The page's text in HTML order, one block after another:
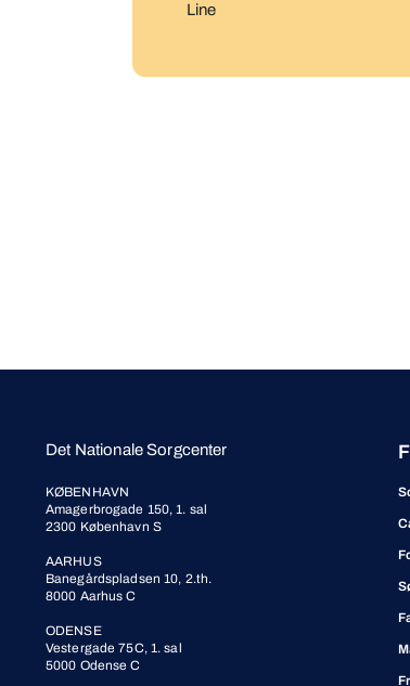
Line
Det Nationale Sorgcenter
KØBENHAVN
Amagerbrogade 150, 1. sal
2300 København S
AARHUS
Banegårdspladsen 10, 2.th.
8000 Aarhus C
ODENSE
Vestergade 75C, 1. sal
5000 Odense C